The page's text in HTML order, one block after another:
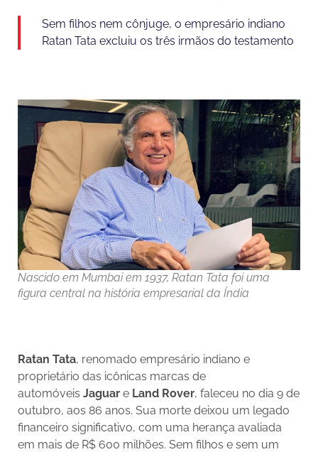
Sem filhos nem cônjuge, o empresário indiano
Ratan Tata excluiu os três irmãos do testamento
Nascido em Mumbai em 1937, Ratan Tata foi uma
figura central na história empresarial da Índia
Ratan Tata, renomado empresário indiano e
proprietário das icônicas marcas de
automóveis Jaguar e Land Rover, faleceu no dia 9 de
outubro, aos 86 anos. Sua morte deixou um legado
financeiro significativo, com uma herança avaliada
em mais de R$ 600 milhões. Sem filhos e sem um